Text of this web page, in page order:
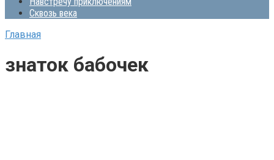
Сквозь века
Главная
знаток бабочек